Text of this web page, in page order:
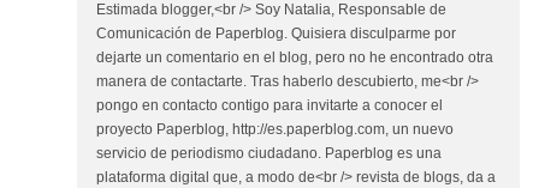
Estimada blogger,<br /> Soy Natalia, Responsable de
Comunicación de Paperblog. Quisiera disculparme por
dejarte un comentario en el blog, pero no he encontrado otra
manera de contactarte. Tras haberlo descubierto, me<br />
pongo en contacto contigo para invitarte a conocer el
proyecto Paperblog, http://es.paperblog.com, un nuevo
servicio de periodismo ciudadano. Paperblog es una
plataforma digital que, a modo de<br /> revista de blogs, da a